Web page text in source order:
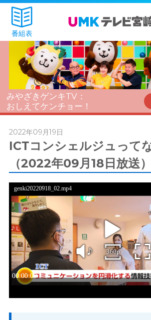
番組表
みやざきゲンキTV：
おしえてケンチョー！
2022年09月19日
ICTコンシェルジュって
（2022年09月18日放送）